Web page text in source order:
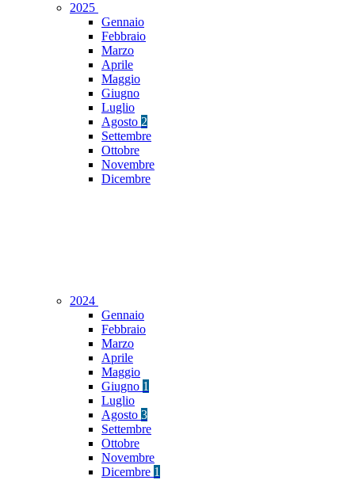
2025
Gennaio
Febbraio
Marzo
Aprile
Maggio
Giugno
Luglio
Agosto 2
Settembre
Ottobre
Novembre
Dicembre
2024
Gennaio
Febbraio
Marzo
Aprile
Maggio
Giugno 1
Luglio
Agosto 3
Settembre
Ottobre
Novembre
Dicembre 1